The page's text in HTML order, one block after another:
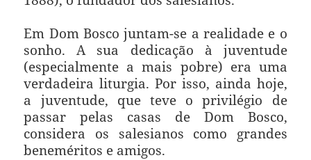
Em Dom Bosco juntam-se a realidade e o
sonho. A sua dedicação à juventude
(especialmente a mais pobre) era uma
verdadeira liturgia. Por isso, ainda hoje,
a juventude, que teve o privilégio de
passar pelas casas de Dom Bosco,
considera os salesianos como grandes
beneméritos e amigos.